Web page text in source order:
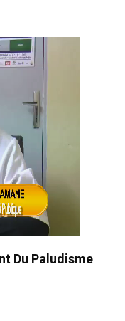
Du Paludisme